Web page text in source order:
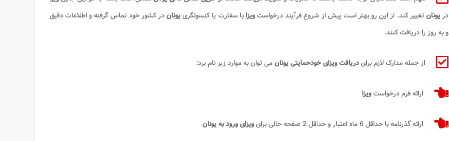
دریونان تغییر کند. از این رو بهتر است پیش از شروع فرآیند درخواستویزابا سفارت یا کنسولگرییوناندر کشور خود تماس گرفته و اطلاعات دقیق
و به روز را دریافت کنند.
از جمله مدارک لازم برایدریافت ویزای خودحمایتی یونانمی توان به موارد زیر نام برد:
ارائه فرم درخواستویزا
ارائه گذرنامه با حداقل 6 ماه اعتبار و حداقل 2 صفحه خالی برای ویزای ورود به یونان